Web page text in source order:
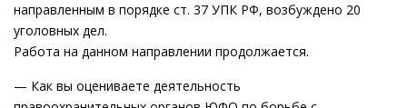
направленным в порядке ст. 37 УПК РФ, возбуждено 20
уголовных дел.
Работа на данном направлении продолжается.
— Как вы оцениваете деятельность